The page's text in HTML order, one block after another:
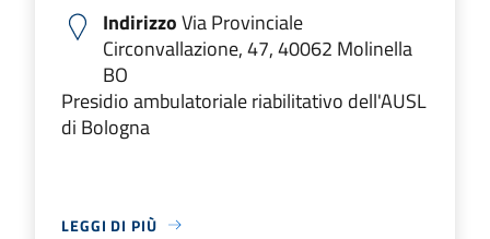
IndirizzoVia Provinciale
Circonvallazione, 47, 40062 Molinella
BO
Presidio ambulatoriale riabilitativo dell'AUSL
di Bologna
LEGGI DI PIÙ